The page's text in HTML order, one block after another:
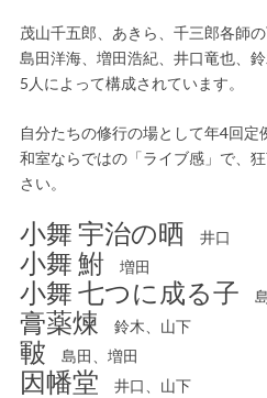
茂山千五郎、あきら、千三郎各師の
島田洋海、増田浩紀、井口竜也、
5人によって構成されています。
自分たちの修行の場として年4回定
和室ならではの「ライブ感」で、
さい。
小舞 宇治の晒 井口
小舞 鮒増田
小舞 七つに成る子
膏薬煉 鈴木、山下
皸 島田、増田
因幡堂 井口、山下